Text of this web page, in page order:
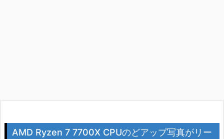
AMD Ryzen 7 7700X CPUのどアップ写真がリー